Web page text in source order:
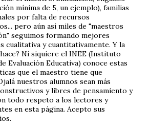
mínima de 5, un ejemplo), familias
por falta de recursos
pero aún así miles de "maestros
seguimos formando mejores
cualitativa y cuantitativamente. Y la
hace? Ni siquiere el INEE (Instituto
Evaluación Educativa) conoce estas
que el maestro tiene que
nuestros alumnos sean más
y libres de pensamiento y
todo respeto a los lectores y
en esta página. Acepto sus